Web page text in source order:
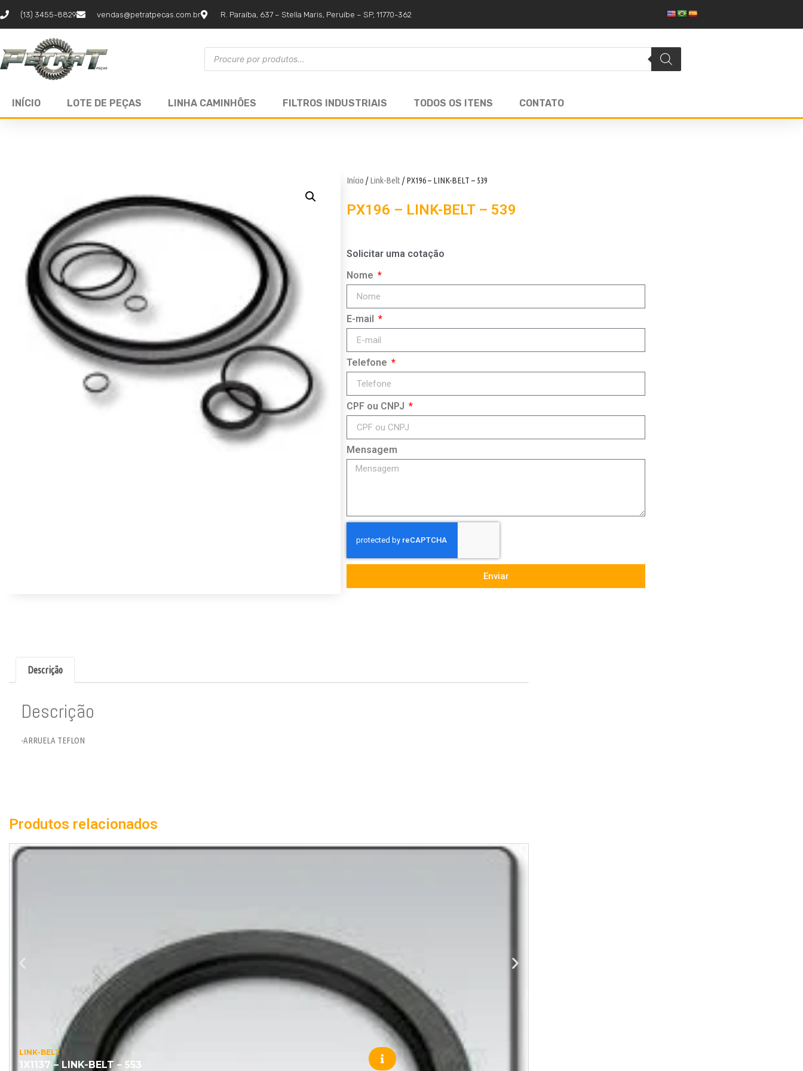
(13) 3455-8829 vendas@petratpecas.com.br R. Paraíba, 637 – Stella Maris, Peruíbe – SP, 11770-362
INÍCIO LOTE DE PEÇAS LINHA CAMINHÕES FILTROS INDUSTRIAIS TODOS OS ITENS CONTATO
Início /Link-Belt / PX196 – LINK-BELT – 539
PX196 – LINK-BELT – 539
Solicitar uma cotação
Nome
E-mail
Telefone
CPF ou CNPJ
Mensagem
Enviar
Descrição
Descrição
-ARRUELA TEFLON
Produtos relacionados
LINK-BELT
1X1137 – LINK-BELT – 553